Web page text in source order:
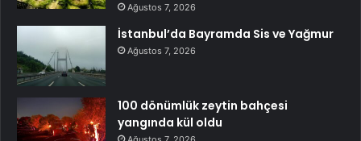
Ağustos 7, 2026
İstanbul’da Bayramda Sis ve Yağmur
Ağustos 7, 2026
100 dönümlük zeytin bahçesi
yangında kül oldu